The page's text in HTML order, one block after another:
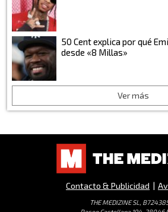
50 Cent explica por qué
desde «8 Millas»
Ver más
Contacto & Publicidad |
THE MEDIZINE SL,